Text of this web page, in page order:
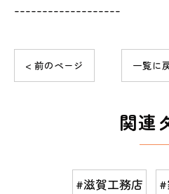
-------------------
< 前のページ 一覧に
関連
#滋賀工務店